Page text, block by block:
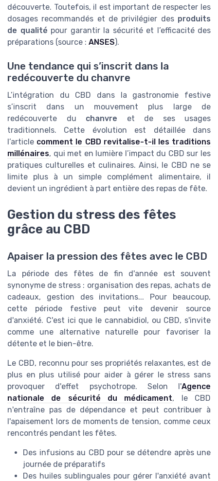
découverte. Toutefois, il est important de respecter les
dosages recommandés et de privilégier des produits
de qualité pour garantir la sécurité et l’efficacité des
préparations (source : ANSES).
Une tendance qui s’inscrit dans la
redécouverte du chanvre
L’intégration du CBD dans la gastronomie festive
s’inscrit dans un mouvement plus large de
redécouverte du chanvre et de ses usages
traditionnels. Cette évolution est détaillée dans
l’article comment le CBD revitalise-t-il les traditions
millénaires, qui met en lumière l’impact du CBD sur les
pratiques culturelles et culinaires. Ainsi, le CBD ne se
limite plus à un simple complément alimentaire, il
devient un ingrédient à part entière des repas de fête.
Gestion du stress des fêtes
grâce au CBD
Apaiser la pression des fêtes avec le CBD
La période des fêtes de fin d'année est souvent
synonyme de stress : organisation des repas, achats de
cadeaux, gestion des invitations... Pour beaucoup,
cette période festive peut vite devenir source
d'anxiété. C'est ici que le cannabidiol, ou CBD, s'invite
comme une alternative naturelle pour favoriser la
détente et le bien-être.
Le CBD, reconnu pour ses propriétés relaxantes, est de
plus en plus utilisé pour aider à gérer le stress sans
provoquer d'effet psychotrope. Selon l'Agence
nationale de sécurité du médicament, le CBD
n'entraîne pas de dépendance et peut contribuer à
l'apaisement lors de moments de tension, comme ceux
rencontrés pendant les fêtes.
Des infusions au CBD pour se détendre après une
journée de préparatifs
Des huiles sublinguales pour gérer l'anxiété avant